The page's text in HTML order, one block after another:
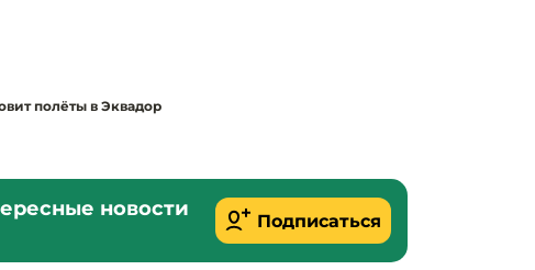
полёты в Эквадор
новости
Подписаться